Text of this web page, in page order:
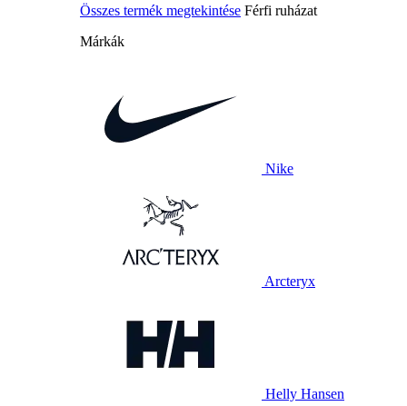
Összes termék megtekintése Férfi ruházat
Márkák
Nike
Arcteryx
Helly Hansen